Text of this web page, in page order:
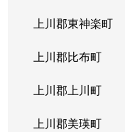
上川郡東神楽町
上川郡比布町
上川郡上川町
上川郡美瑛町